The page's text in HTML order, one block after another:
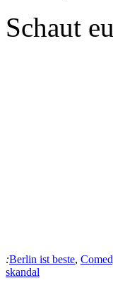
Schaut
:Berlin ist beste,
skandal